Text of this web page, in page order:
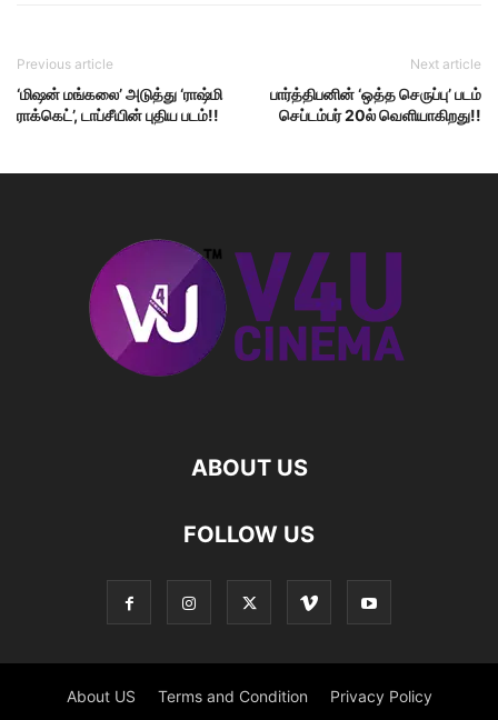
Previous article
‘மிஷன் மங்கலை’ அடுத்து ‘ராஷ்மி
ராக்கெட்’, டாப்சீயின் புதிய படம்!!
Next article
பார்த்திபனின் ‘ஒத்த செருப்பு’ படம்
செப்டம்பர் 20ல் வெளியாகிறது!!
ABOUT US
FOLLOW US
About US Terms and Condition Privacy Policy